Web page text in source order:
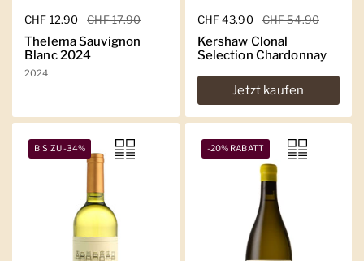
Regulärer Preis
CHF 12.90 Sale-Preis
CHF 17.90
Thelema Sauvignon
Blanc 2024
2024
Regulärer Preis
CHF 43.90 Sale-Preis
CHF 54.90
Kershaw Clonal
Selection Chardonnay
Jetzt kaufen
BIS ZU -34% -20% RABATT